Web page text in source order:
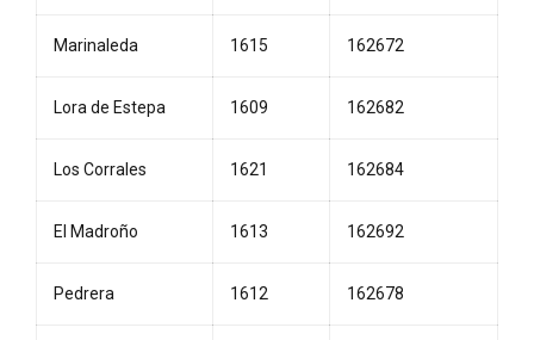
Marinaleda 1615 162672
Lora de Estepa 1609 162682
Los Corrales 1621 162684
El Madroño 1613 162692
Pedrera 1612 162678